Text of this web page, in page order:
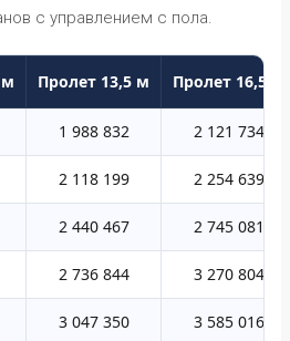
с управлением с пола.
м Пролет 13,5 м Пролет 16,5 м
1 988 832 2 121 734
2 118 199 2 254 639
2 440 467 2 745 081
2 736 844 3 270 804
3 047 350 3 585 016